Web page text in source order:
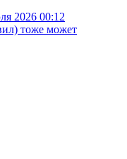
2026 00:12
тоже может